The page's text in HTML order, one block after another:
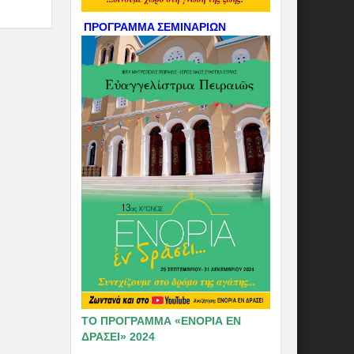
ΠΡΟΓΡΑΜΜΑ ΣΕΜΙΝΑΡΙΩΝ
ΤΟ ΠΡΟΓΡΑΜΜΑ «ΕΝΟΡΙΑ ΕΝ
ΔΡΑΣΕΙ» 2024